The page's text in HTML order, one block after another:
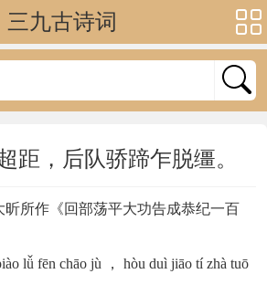
三九古诗词
距，后队骄蹄乍脱缰。
昕所作《回部荡平大功告成恭纪一百
lǚ fēn chāo jù ， hòu duì jiāo tí zhà tuō